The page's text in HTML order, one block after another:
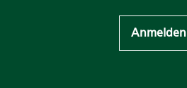
Anmelden